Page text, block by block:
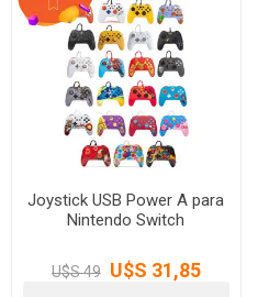
Joystick USB Power A para
Nintendo Switch
U$S 49 U$S 31,85